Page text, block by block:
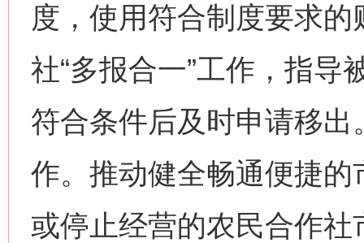
度，使用符合制度要求
社“多报合一”工作，指导
符合条件后及时申请移
作。推动健全畅通便捷
或停止经营的农民合作